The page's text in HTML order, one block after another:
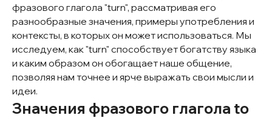
фразового глагола "turn", рассматривая его
разнообразные значения, примеры употребления и
контексты, в которых он может использоваться. Мы
исследуем, как "turn" способствует богатству языка
и каким образом он обогащает наше общение,
позволяя нам точнее и ярче выражать свои мысли и
идеи.
Значения фразового глагола to